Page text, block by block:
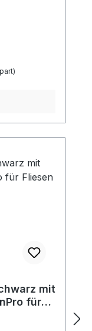
mit
für